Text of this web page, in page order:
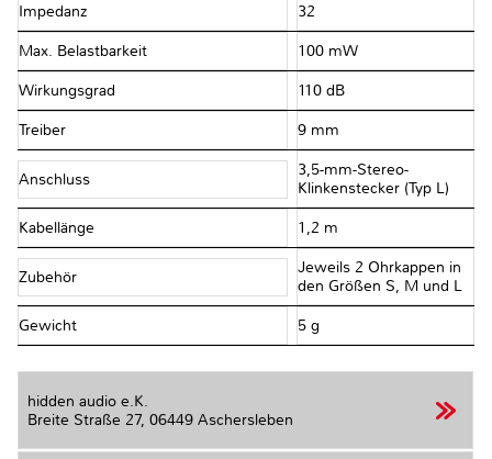
Impedanz 32 Ω
Max. Belastbarkeit 100 mW
Wirkungsgrad 110 dB
Treiber 9 mm
Anschluss
3,5-mm-Stereo-
Klinkenstecker (Typ L)
Kabellänge 1,2 m
Zubehör
Jeweils 2 Ohrkappen in
den Größen S, M und L
Gewicht 5 g
hidden audio e.K.
Breite Straße 27, 06449 Aschersleben